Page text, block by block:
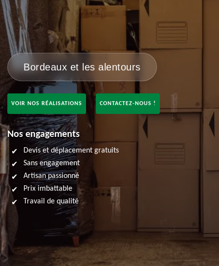
Bordeaux et les alentours
VOIR NOS RÉALISATIONS CONTACTEZ-NOUS !
Nos engagements
Devis et déplacement gratuits
Sans engagement
Artisan passionné
Prix imbattable
Travail de qualité